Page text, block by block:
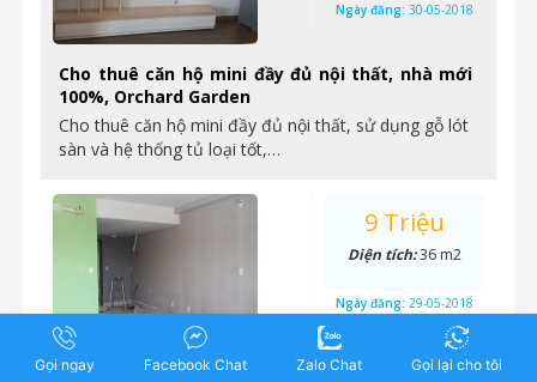
Cho thuê căn hộ mini đầy đủ nội thất, nhà mới
100%, Orchard Garden
Cho thuê căn hộ mini đầy đủ nội thất, sử dụng gỗ lót
sàn và hệ thống tủ loại tốt,…
Ngày đăng: 30-05-2018
Cho thuê officetel nhà hoàn thiện cơ bản, 36m2,
9 Triệu
Diện tích:36 m2
Ngày đăng: 29-05-2018
Gọi ngay Facebook Chat Zalo Chat Gọi lại cho tôi